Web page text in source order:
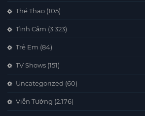
Thể Thao (105)
Tình Cảm (3.323)
Trẻ Em (84)
TV Shows (151)
Uncategorized (60)
Viễn Tưởng (2.176)